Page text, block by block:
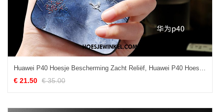
Huawei P40 Hoesje Bescherming Zacht Reliëf, Huawei P40 Hoesje Mobiele Telefoon Hoes
€ 21.50 € 35.00